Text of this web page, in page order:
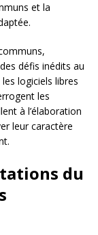
et la
défis inédits au
logiciels libres
les
à l’élaboration
leur caractère
du